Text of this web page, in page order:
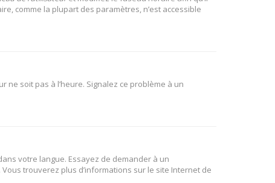
comme la plupart des paramètres, n’est accessible
soit pas à l’heure. Signalez ce problème à un
votre langue. Essayez de demander à un
trouverez plus d’informations sur le site Internet de